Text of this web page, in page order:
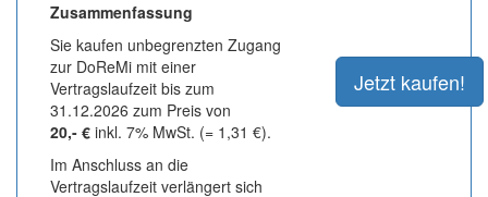
Zusammenfassung
Sie kaufen unbegrenzten Zugang
zur DoReMi mit einer
Vertragslaufzeit bis zum
31.12.2026 zum Preis von
20,- € inkl. 7% MwSt. (= 1,31 €).
Im Anschluss an die
Vertragslaufzeit verlängert sich